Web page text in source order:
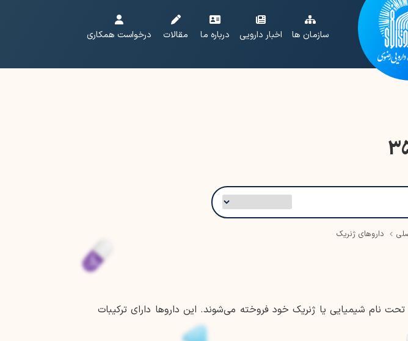
سازمان ها اخبار دارویی درباره ما مقالات درخواست همکاری
داروهای ژنریک
نام شیمیایی یا ژنریک خود فروخته می‌شوند. این داروها دارای ترکیبات